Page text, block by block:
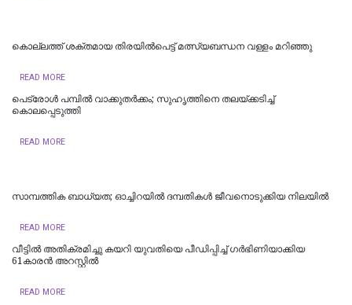
കൊല്ലത്ത് ശക്തമായ തിരയിൽപെട്ട് മത്സ്യബന്ധന വള്ളം മറിഞ്ഞു
READ MORE
പെട്രോള്‍ പമ്പില്‍ വാക്കുതര്‍ക്കം; സുഹൃത്തിനെ തലയ്ക്കടിച്ച്
കൊലപ്പെടുത്തി
READ MORE
സാമ്പത്തിക ബാധ്യത; ഓച്ചിറയില്‍ ദമ്പതികള്‍ ജീവനൊടുക്കിയ നിലയില്‍
READ MORE
വീട്ടിൽ അതിക്രമിച്ചു കയറി യുവതിയെ പീഡിപ്പിച്ച് ഗര്‍ഭിണിയാക്കിയ
61കാരൻ അറസ്റ്റിൽ
READ MORE